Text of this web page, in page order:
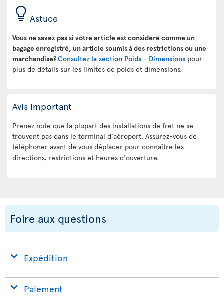
Astuce
Vous ne savez pas si votre article est considéré comme un
bagage enregistré, un article soumis à des restrictions ou une
marchandise?Consultez la section Poids - Dimensions pour
plus de détails sur les limites de poids et dimensions.
Avis important
Prenez note que la plupart des installations de fret ne se
trouvent pas dans le terminal d'aéroport. Assurez-vous de
téléphoner avant de vous déplacer pour connaître les
directions, restrictions et heures d'ouverture.
Foire aux questions
Expédition
Paiement